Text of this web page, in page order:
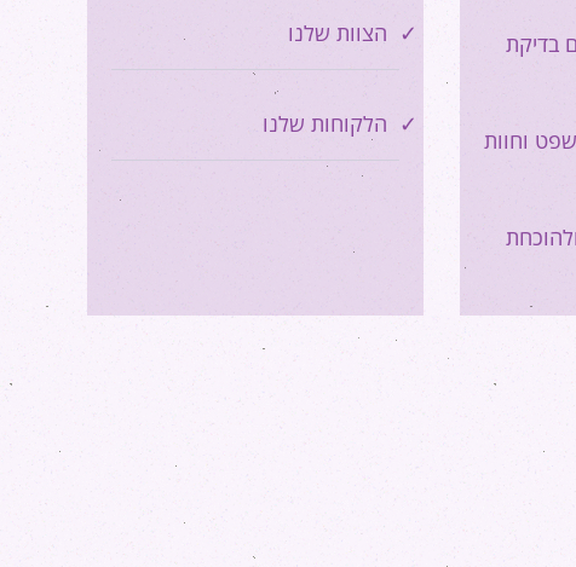
בדיקת
וחוות
הצוות שלנו
הלקוחות שלנו